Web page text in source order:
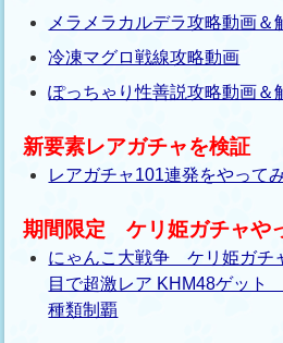
メラメラカルデラ攻略動画＆
冷凍マグロ戦線攻略動画
ぽっちゃり性善説攻略動画＆
新要素レアガチャを検証
レアガチャ101連発をやって
期間限定 ケリ姫ガチャや
にゃんこ大戦争 ケリ姫ガチ
目で超激レア KHM48ゲット
種類制覇